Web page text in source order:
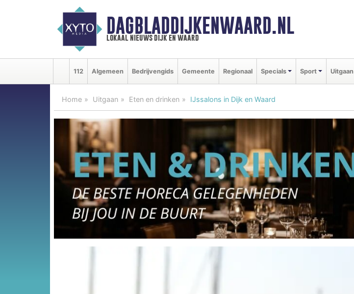
DAGBLADDIJKENWAARD.NL
lokaal nieuws dijk en waard
112 Algemeen Bedrijvengids Gemeente Regionaal Specials Sport Uitgaan
Home Uitgaan Eten en drinken IJssalons in Dijk en Waard